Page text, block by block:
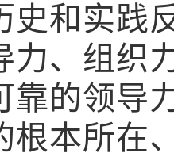
实践反
力、组织
靠的领导
根本所在